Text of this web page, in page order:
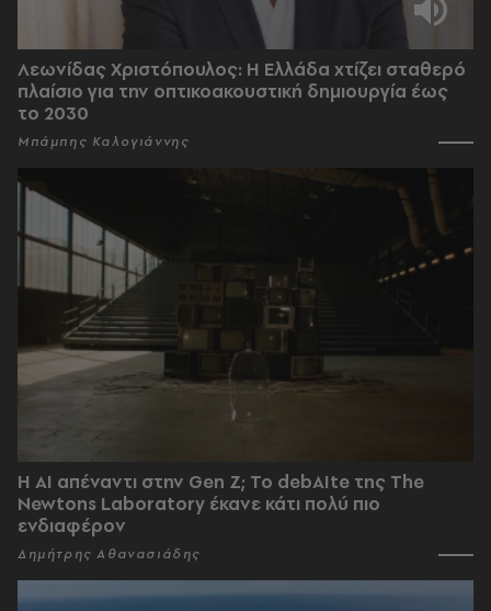
Λεωνίδας Χριστόπουλος: Η Ελλάδα χτίζει σταθερό
πλαίσιο για την οπτικοακουστική δημιουργία έως
το 2030
Μπάμπης Καλογιάννης
Η AI απέναντι στην Gen Z; Το debAIte της The
Newtons Laboratory έκανε κάτι πολύ πιο
ενδιαφέρον
Δημήτρης Αθανασιάδης